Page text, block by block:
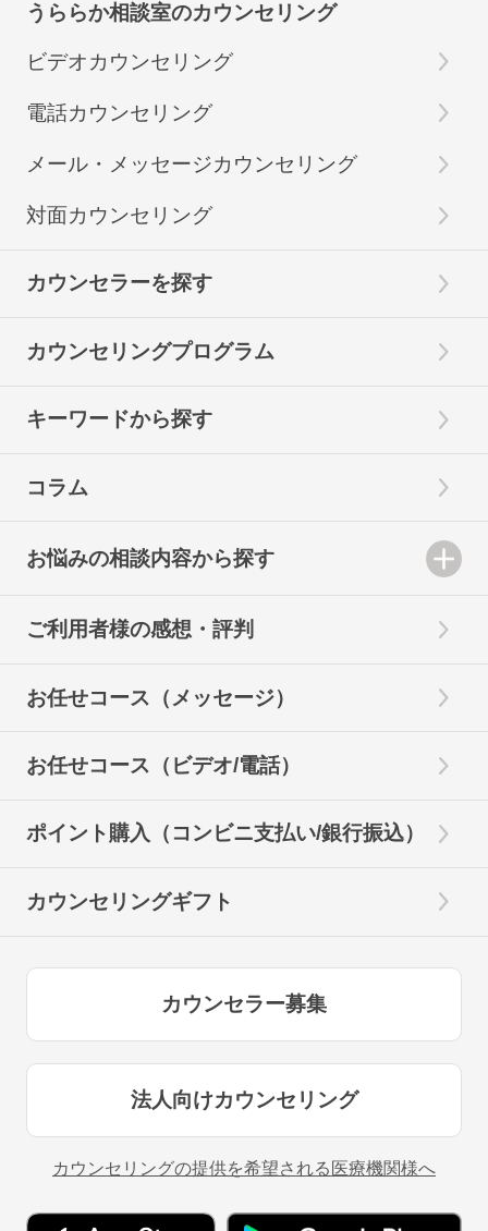
うららか相談室のカウンセリング
ビデオカウンセリング
電話カウンセリング
メール・メッセージカウンセリング
対面カウンセリング
カウンセラーを探す
カウンセリングプログラム
キーワードから探す
コラム
お悩みの相談内容から探す
ご利用者様の感想・評判
お任せコース（メッセージ）
お任せコース（ビデオ/電話）
ポイント購入（コンビニ支払い/銀行振込）
カウンセリングギフト
カウンセラー募集
法人向けカウンセリング
カウンセリングの提供を希望される医療機関様へ